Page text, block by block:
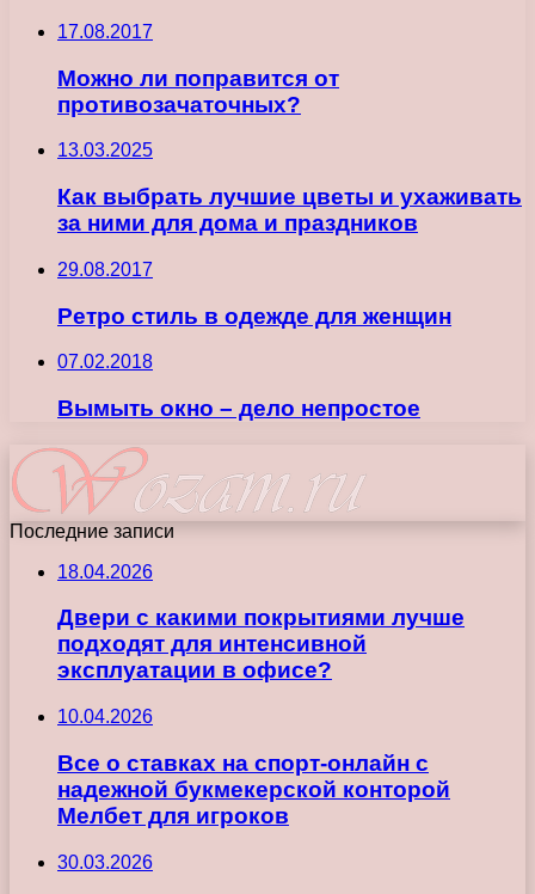
17.08.2017
Можно ли поправится от
противозачаточных?
13.03.2025
Как выбрать лучшие цветы и ухаживать
за ними для дома и праздников
29.08.2017
Ретро стиль в одежде для женщин
07.02.2018
Вымыть окно – дело непростое
Последние записи
18.04.2026
Двери с какими покрытиями лучше
подходят для интенсивной
эксплуатации в офисе?
10.04.2026
Все о ставках на спорт-онлайн с
надежной букмекерской конторой
Мелбет для игроков
30.03.2026